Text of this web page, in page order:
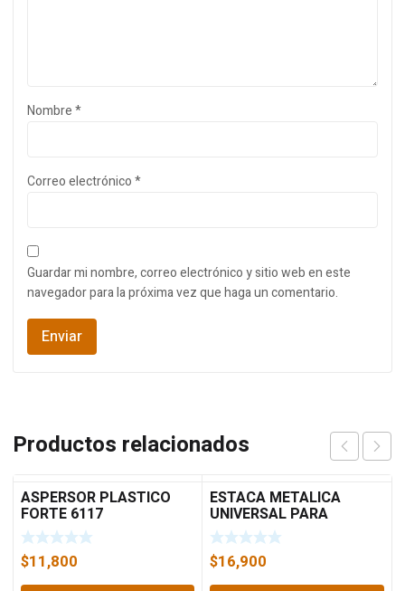
Nombre*
Correo electrónico*
Guardar mi nombre, correo electrónico y sitio web en este
navegador para la próxima vez que haga un comentario.
Productos relacionados
ASPERSOR PLASTICO
FORTE 6117
$11,800
ESTACA METALICA
UNIVERSAL PARA
ASPERSO HERRAGRO
$16,900